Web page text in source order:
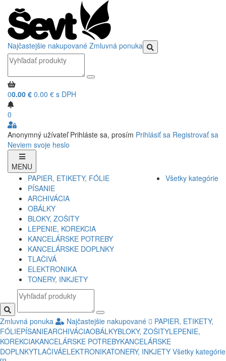
Najčastejšie nakupované Zmluvná ponuka
00.00 € 0.00 € s DPH
0
Anonymný užívateľ Prihláste sa, prosím Prihlásiť sa Registrovať sa
Neviem svoje heslo
MENU
PAPIER, ETIKETY, FÓLIE
PÍSANIE
ARCHIVÁCIA
OBÁLKY
BLOKY, ZOŠITY
LEPENIE, KOREKCIA
KANCELÁRSKE POTREBY
KANCELÁRSKE DOPLNKY
TLAČIVÁ
ELEKTRONIKA
TONERY, INKJETY
Všetky kategórie
Zmluvná ponuka Najčastejšie nakupované
PAPIER, ETIKETY,
FÓLIEPÍSANIEARCHIVÁCIAOBÁLKYBLOKY, ZOŠITYLEPENIE,
KOREKCIAKANCELÁRSKE POTREBYKANCELÁRSKE
DOPLNKYTLAČIVÁELEKTRONIKATONERY, INKJETY Všetky kategórie